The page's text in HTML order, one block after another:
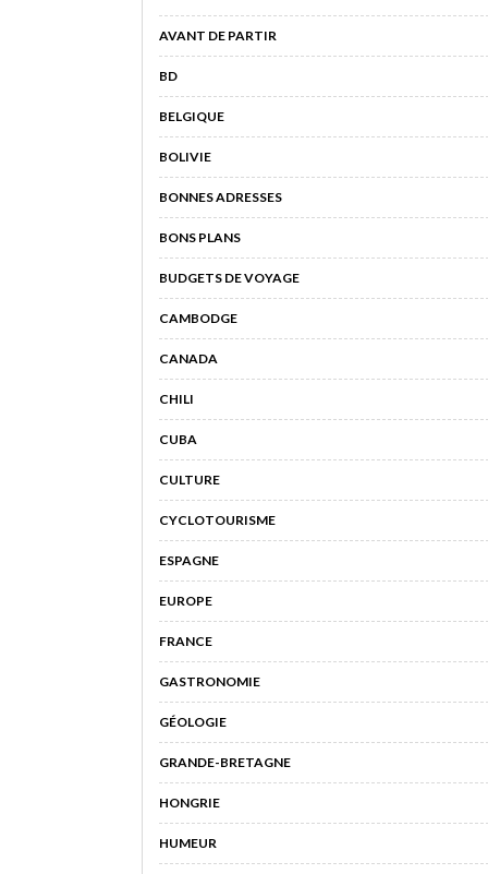
AVANT DE PARTIR
BD
BELGIQUE
BOLIVIE
BONNES ADRESSES
BONS PLANS
BUDGETS DE VOYAGE
CAMBODGE
CANADA
CHILI
CUBA
CULTURE
CYCLOTOURISME
ESPAGNE
EUROPE
FRANCE
GASTRONOMIE
GÉOLOGIE
GRANDE-BRETAGNE
HONGRIE
HUMEUR